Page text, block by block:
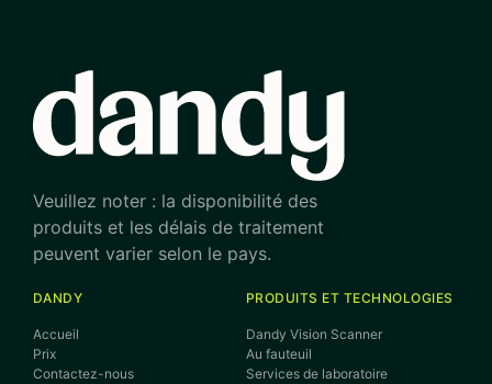
Veuillez noter : la disponibilité des
produits et les délais de traitement
peuvent varier selon le pays.
DANDY
Accueil
Prix
Contactez-nous
PRODUITS ET TECHNOLOGIES
Dandy Vision Scanner
Au fauteuil
Services de laboratoire